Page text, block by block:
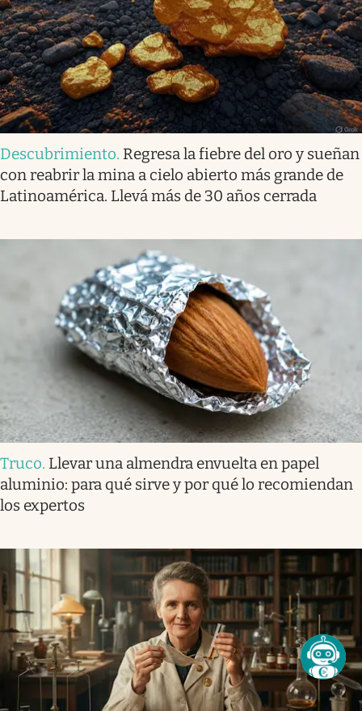
Descubrimiento. Regresa la fiebre del oro y sueñan
con reabrir la mina a cielo abierto más grande de
Latinoamérica. Llevá más de 30 años cerrada
Truco. Llevar una almendra envuelta en papel
aluminio: para qué sirve y por qué lo recomiendan
los expertos